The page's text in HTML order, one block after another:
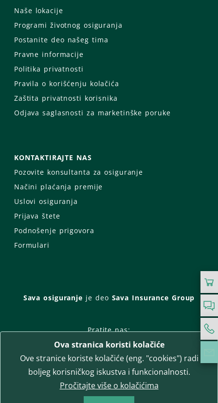
Naše lokacije
Programi životnog osiguranja
Postanite deo našeg tima
Pravne informacije
Politika privatnosti
Pravila o korišćenju kolačića
Zaštita privatnosti korisnika
Odjava saglasnosti za marketinške poruke
KONTAKTIRAJTE NAS
Pozovite konsultanta za osiguranje
Načini plaćanja premije
Uslovi osiguranja
Prijava štete
Podnošenje prigovora
Formulari
Sava osiguranje je deo Sava Insurance Group
Pratite nas:
Facebook
Instagram
LinkedIn
Twitter
YouTube
WhatsApp
T-media d.o.o. | napredne komunikacije
Ova stranica koristi kolačiće
Ove stranice koriste kolačiće (eng. "cookies") radi
boljeg korisničkog iskustva i funkcionalnosti.
Pročitajte više o kolačićima